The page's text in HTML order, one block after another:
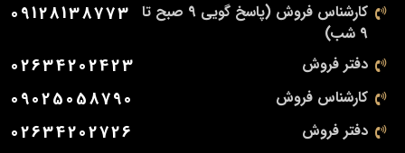
کارشناس فروش (پاسخ گویی 9 صبح تا
9 شب)
09128138773
دفتر فروش 02634202423
کارشناس فروش 09025058790
دفتر فروش 02634202726